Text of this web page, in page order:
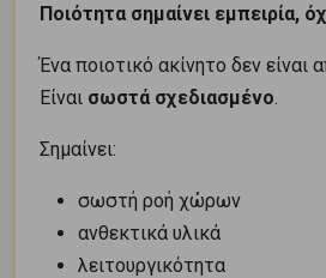
Ποιότητα σημαίνει εμπειρία,
Ένα ποιοτικό ακίνητο δεν είναι
Είναι σωστά σχεδιασμένο.
Σημαίνει:
σωστή ροή χώρων
ανθεκτικά υλικά
λειτουργικότητα